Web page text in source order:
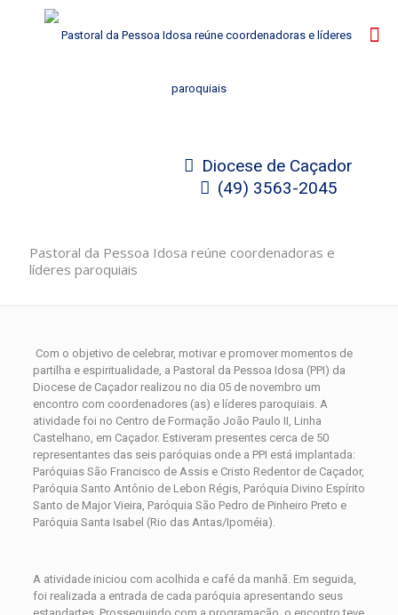
Diocese de Caçador
(49) 3563-2045
Pastoral da Pessoa Idosa reúne coordenadoras e
líderes paroquiais
Com o objetivo de celebrar, motivar e promover momentos de
partilha e espiritualidade, a Pastoral da Pessoa Idosa (PPI) da
Diocese de Caçador realizou no dia 05 de novembro um
encontro com coordenadores (as) e líderes paroquiais. A
atividade foi no Centro de Formação João Paulo II, Linha
Castelhano, em Caçador. Estiveram presentes cerca de 50
representantes das seis paróquias onde a PPI está implantada:
Paróquias São Francisco de Assis e Cristo Redentor de Caçador,
Paróquia Santo Antônio de Lebon Régis, Paróquia Divino Espírito
Santo de Major Vieira, Paróquia São Pedro de Pinheiro Preto e
Paróquia Santa Isabel (Rio das Antas/Ipoméia).
A atividade iniciou com acolhida e café da manhã. Em seguida,
foi realizada a entrada de cada paróquia apresentando seus